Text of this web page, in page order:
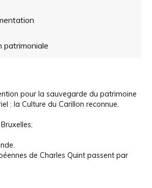
patrimoniale
pour la sauvegarde du patrimoine
: la Culture du Carillon reconnue.
de Charles Quint passent par